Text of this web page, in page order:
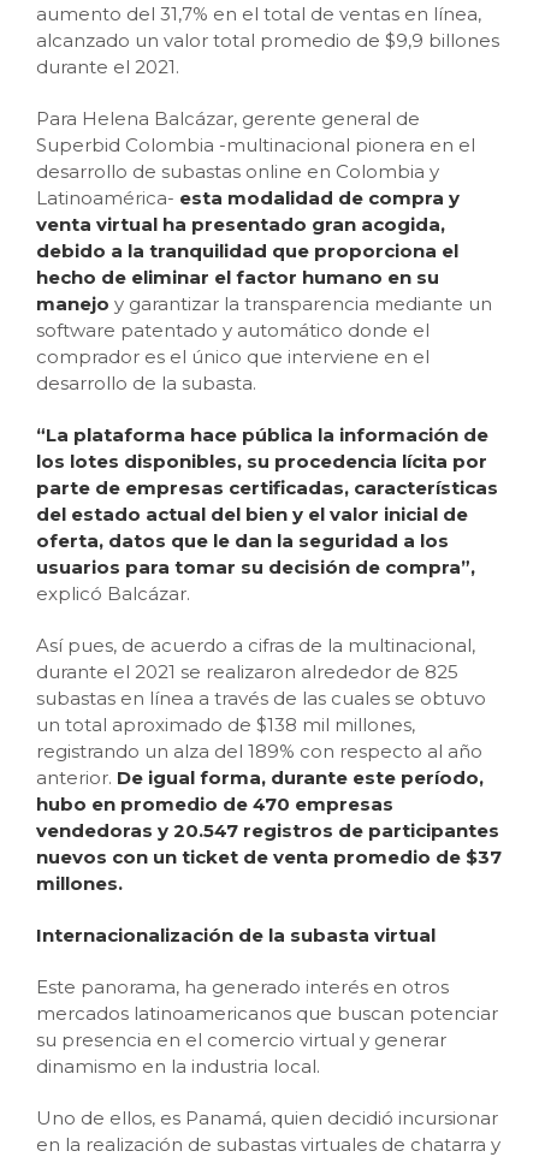
aumento del 31,7% en el total de ventas en línea,
alcanzado un valor total promedio de $9,9 billones
durante el 2021.
Para Helena Balcázar, gerente general de
Superbid Colombia -multinacional pionera en el
desarrollo de subastas online en Colombia y
Latinoamérica- esta modalidad de compra y
venta virtual ha presentado gran acogida,
debido a la tranquilidad que proporciona el
hecho de eliminar el factor humano en su
manejo y garantizar la transparencia mediante un
software patentado y automático donde el
comprador es el único que interviene en el
desarrollo de la subasta.
“La plataforma hace pública la información de
los lotes disponibles, su procedencia lícita por
parte de empresas certificadas, características
del estado actual del bien y el valor inicial de
oferta, datos que le dan la seguridad a los
usuarios para tomar su decisión de compra”,
explicó Balcázar.
Así pues, de acuerdo a cifras de la multinacional,
durante el 2021 se realizaron alrededor de 825
subastas en línea a través de las cuales se obtuvo
un total aproximado de $138 mil millones,
registrando un alza del 189% con respecto al año
anterior. De igual forma, durante este período,
hubo en promedio de 470 empresas
vendedoras y 20.547 registros de participantes
nuevos con un ticket de venta promedio de $37
millones.
Internacionalización de la subasta virtual
Este panorama, ha generado interés en otros
mercados latinoamericanos que buscan potenciar
su presencia en el comercio virtual y generar
dinamismo en la industria local.
Uno de ellos, es Panamá, quien decidió incursionar
en la realización de subastas virtuales de chatarra y